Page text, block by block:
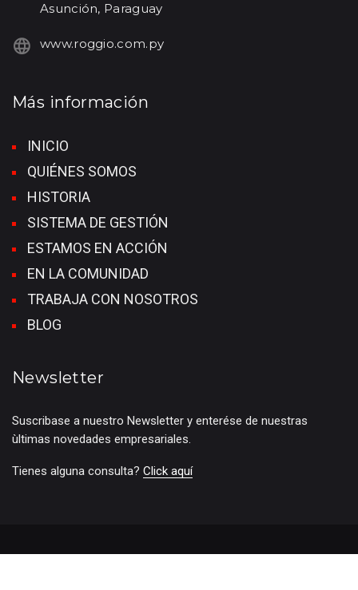
Asunción, Paraguay
www.roggio.com.py
Más información
INICIO
QUIÉNES SOMOS
HISTORIA
SISTEMA DE GESTIÓN
ESTAMOS EN ACCIÓN
EN LA COMUNIDAD
TRABAJA CON NOSOTROS
BLOG
Newsletter
Suscribase a nuestro Newsletter y enterése de nuestras
ùltimas novedades empresariales.
Tienes alguna consulta? Click aquí